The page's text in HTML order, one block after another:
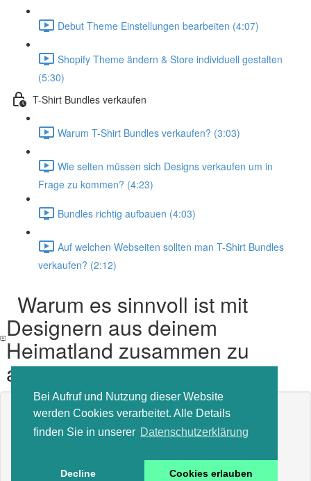
Bei Aufruf und Nutzung dieser Website
werden Cookies verarbeitet. Alle Details
finden Sie in unserer Datenschutzerklärung
Decline Cookies erlauben
Debut Theme Einstellungen bearbeiten (4:07)
Shopify Theme ändern & Store individuell gestalten
(5:30)
T-Shirt Bundles verkaufen
Warum T-Shirt Bundles verkaufen? (3:03)
Wie selten müssen sich Designs verkaufen um in
Frage zu kommen? (4:23)
Bundles richtig aufbauen (4:03)
Auf welchen Webseiten sollten man T-Shirt Bundles
verkaufen? (2:12)
Warum es sinnvoll ist mit
Designern aus deinem
Heimatland zusammen zu
arbeiten
Inhalt der Lektion gesperrt
Wenn Sie bereits eingeschrieben sind,müssen Sie sich
anmelden.
In den Kurs einschreiben, um zu entsperren